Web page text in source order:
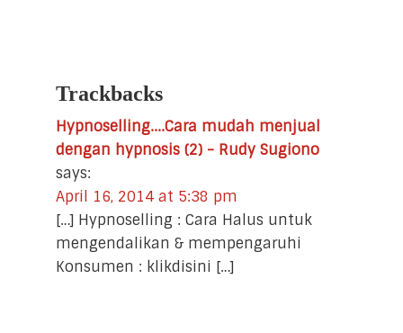
Trackbacks
Hypnoselling....Cara mudah menjual
dengan hypnosis (2) - Rudy Sugiono
says:
April 16, 2014 at 5:38 pm
[…] Hypnoselling : Cara Halus untuk
mengendalikan & mempengaruhi
Konsumen : klikdisini […]